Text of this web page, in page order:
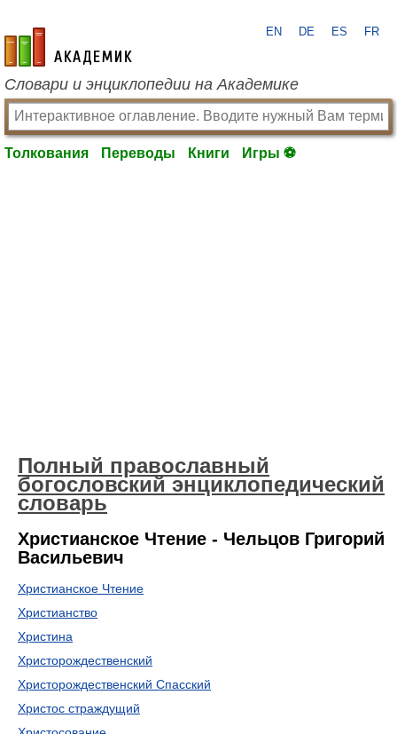
academic.ru
EN DE ES FR
Словари и энциклопедии на Академике
Толкования Переводы Книги Игры ⚽
Полный православный
богословский энциклопедический
словарь
Христианское Чтение - Чельцов Григорий
Васильевич
Христианское Чтение
Христианство
Христина
Христорождественский
Христорождественский Спасский
Христос страждущий